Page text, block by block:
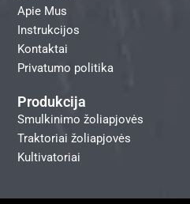
Apie Mus
Instrukcijos
Kontaktai
Privatumo politika
Produkcija
Smulkinimo žoliapjovės
Traktoriai žoliapjovės
Kultivatoriai